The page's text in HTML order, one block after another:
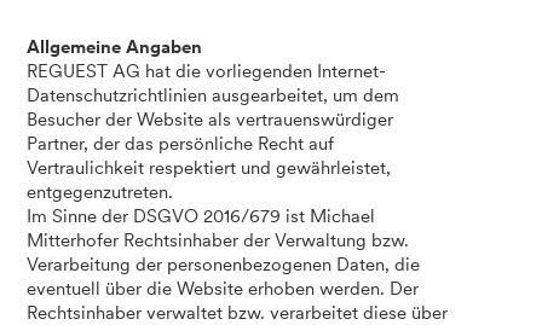
Allgemeine Angaben
REGUEST AG hat die vorliegenden Internet-
Datenschutzrichtlinien ausgearbeitet, um dem
Besucher der Website als vertrauenswürdiger
Partner, der das persönliche Recht auf
Vertraulichkeit respektiert und gewährleistet,
entgegenzutreten.
Im Sinne der DSGVO 2016/679 ist Michael
Mitterhofer Rechtsinhaber der Verwaltung bzw.
Verarbeitung der personenbezogenen Daten, die
eventuell über die Website erhoben werden. Der
Rechtsinhaber verwaltet bzw. verarbeitet diese über